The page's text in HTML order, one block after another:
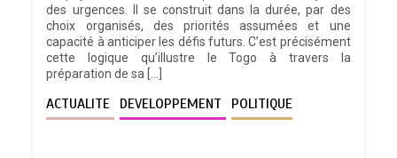
des urgences. Il se construit dans la durée, par des
choix organisés, des priorités assumées et une
capacité à anticiper les défis futurs. C’est précisément
cette logique qu’illustre le Togo à travers la
préparation de sa […]
ACTUALITE DEVELOPPEMENT POLITIQUE